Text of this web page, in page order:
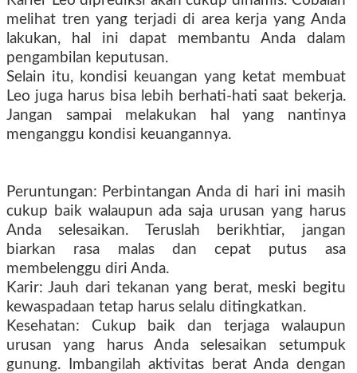
melihat tren yang terjadi di area kerja yang Anda
lakukan, hal ini dapat membantu Anda dalam
pengambilan keputusan.
Selain itu, kondisi keuangan yang ketat membuat
Leo juga harus bisa lebih berhati-hati saat bekerja.
Jangan sampai melakukan hal yang nantinya
menganggu kondisi keuangannya.
Peruntungan: Perbintangan Anda di hari ini masih
cukup baik walaupun ada saja urusan yang harus
Anda selesaikan. Teruslah berikhtiar, jangan
biarkan rasa malas dan cepat putus asa
membelenggu diri Anda.
Karir: Jauh dari tekanan yang berat, meski begitu
kewaspadaan tetap harus selalu ditingkatkan.
Kesehatan: Cukup baik dan terjaga walaupun
urusan yang harus Anda selesaikan setumpuk
gunung. Imbangilah aktivitas berat Anda dengan